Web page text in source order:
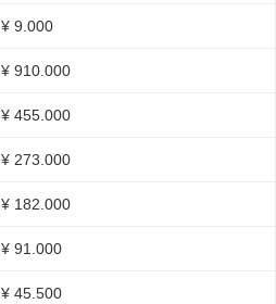
¥ 9.000
¥ 910.000
¥ 455.000
¥ 273.000
¥ 182.000
¥ 91.000
¥ 45.500